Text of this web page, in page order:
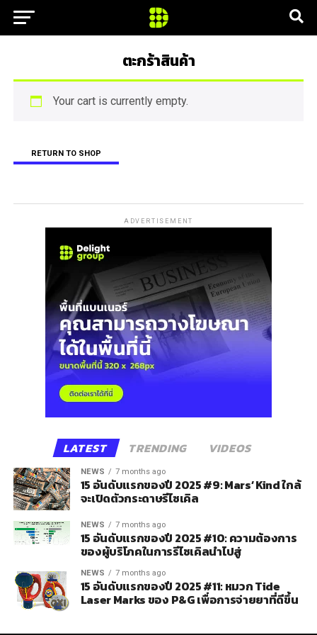
ตะกร้าสินค้า
Your cart is currently empty.
RETURN TO SHOP
ADVERTISEMENT
LATEST TRENDING VIDEOS
NEWS 7 months ago
15 อันดับแรกของปี 2025 #9: Mars’ Kind ใกล้
จะเปิดตัวกระดาษรีไซเคิล
NEWS 7 months ago
15 อันดับแรกของปี 2025 #10: ความต้องการ
ของผู้บริโภคในการรีไซเคิลนำไปสู่
NEWS 7 months ago
15 อันดับแรกของปี 2025 #11: หมวก Tide
Laser Marks ของ P&G เพื่อการจ่ายยาที่ดีขึ้น